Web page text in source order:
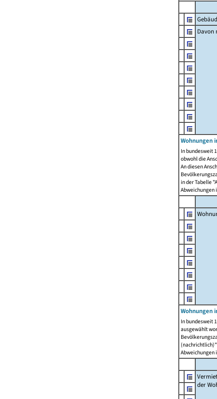
Davon
Wohnungen
In bundesweit
obwohl die
An diesen
in der Tabelle
Abweichungen
Wohnungen
In bundesweit
ausgewählt
Abweichungen
der